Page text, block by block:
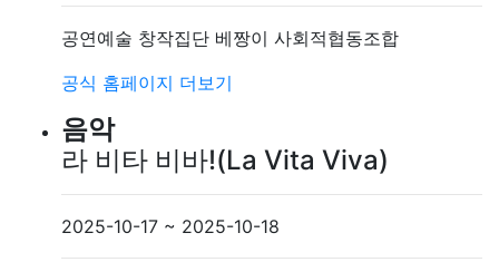
공연예술 창작집단 베짱이 사회적협동조합
공식 홈페이지 더보기
음악
라 비타 비바!(La Vita Viva)
2025-10-17 ~ 2025-10-18